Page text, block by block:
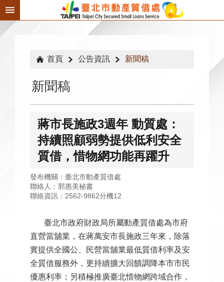
跳到主要內容區塊
首頁 公告資訊 新聞稿
新聞稿
蔣市長施政3週年 動質處：
持續照顧弱勢提供低利安全
質借，惜物網功能再躍升
發布機關：臺北市動產質借處
聯絡人：郭惠美秘書
聯絡資訊：2562-9862分機12
臺北市政府財政局所屬動產質借處為市府
直營當舖業，在蔣萬安市長施政三年來，除落
實提供全國公、民營當舖業最低質借利率及安
全質借服務外，更持續擴大回饋調降本市市民
優惠利率；另積極推廣臺北惜物網跨域合作，